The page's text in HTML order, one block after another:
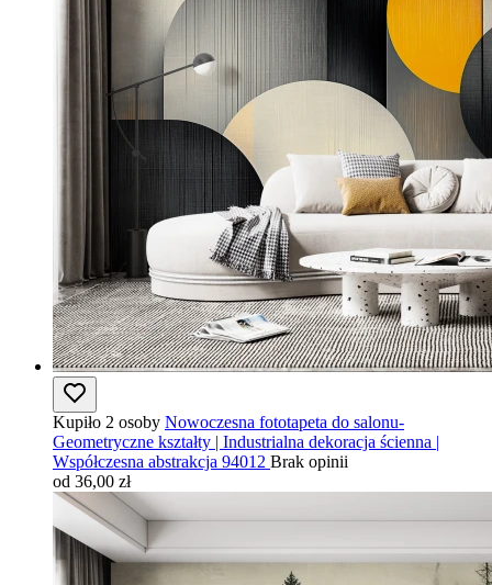
Kupiło 2 osoby Nowoczesna fototapeta do salonu-
Geometryczne kształty | Industrialna dekoracja ścienna |
Współczesna abstrakcja 94012 Brak opinii
od 36,00 zł